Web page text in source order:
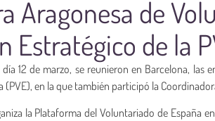
Aragonesa de
Estratégico de la
día 12 de marzo, se reunieron en Barcelona,
en la que también participó la
la Plataforma del Voluntariado de España